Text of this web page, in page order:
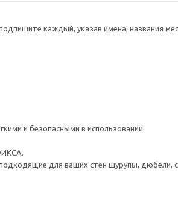
каждый, указав имена, названия
и безопасными в использовании.
для ваших стен шурупы, дюбели,